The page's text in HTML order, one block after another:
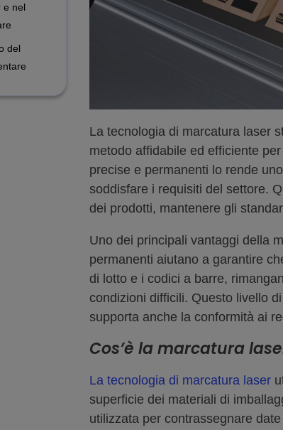
e nel
del
La tecnologia di marcatura laser
metodo affidabile ed efficiente
precise e permanenti lo rende
soddisfare i requisiti del settore.
dei prodotti, mantenere gli
Uno dei principali vantaggi della
permanenti aiutano a garantire
di lotto e i codici a barre,
condizioni difficili. Questo livello
supporta anche la conformità ai
Cos’è la marcatura
La tecnologia di marcatura laser
superficie dei materiali di
utilizzata per contrassegnare